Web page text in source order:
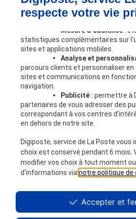
respecte votre vie
cookies sont les suivantes :
Mesure d’audience
:
statistiques complémentaires sur
sites et applications mobiles.
•
Analyse et
parcours clients et personnaliser en
sites et communications en
navigation.
•
Publicité : permettre à
partenaires de vous adresser des
correspondant à vos centres
en dehors de notre site.
Digiposte, service de La Poste vous
choix est conservé pendant 6 mois.
modifier vos choix à tout moment
d'informations via notre politique de
Accepter et
Coffre-fort numérique
Partage sécurisé
Outils RH
Nous connaître
Digiposte
Notre expertise RH
Nos engagements
Nous rejoindre
Partenaires
Ressources
A la une
Blog
Livres blancs
Les APIs Digiposte
Questions fréquentes